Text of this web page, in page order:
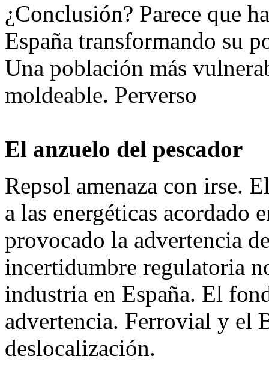
¿Conclusión? Parece que
España transformando su
Una población más
moldeable. Perverso
El anzuelo del pescador
Repsol amenaza con irse.
a las energéticas acordado
provocado la advertencia
incertidumbre regulatoria
industria en España. El
advertencia. Ferrovial y el
deslocalización.